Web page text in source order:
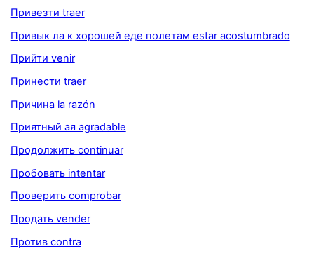
Привезти traer
Привык ла к хорошей еде полетам estar acostumbrado
Прийти venir
Принести traer
Причина la razón
Приятный ая agradable
Продолжить continuar
Пробовать intentar
Проверить comprobar
Продать vender
Против contra